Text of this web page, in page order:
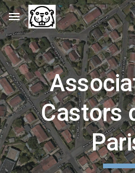
Skip to main content
Castors